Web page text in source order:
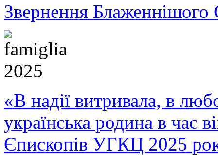
Звернення Блаженнішого
«В надії витривала, в
українська родина в час
Єпископів УГКЦ 2025